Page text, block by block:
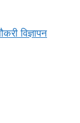
विज्ञापन